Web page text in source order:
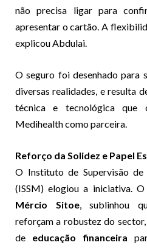
não precisa ligar para
apresentar o cartão. A
explicou Abdulai.
O seguro foi desenhado para
diversas realidades, e resulta
técnica e tecnológica que
Medihealth como parceira.
Reforço da Solidez e Papel
O Instituto de Supervisão de
(ISSM) elogiou a iniciativa.
Mércio Sitoe, sublinhou
reforçam a robustez do
de educação financeira